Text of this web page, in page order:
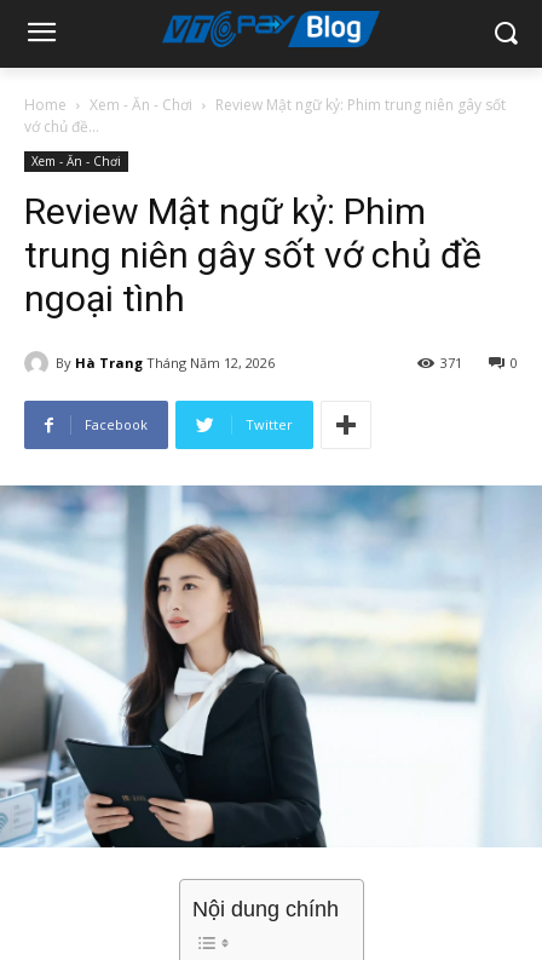
Home Xem - Ăn - Chơi
Review Mật ngữ kỷ: Phim trung niên gây sốt
vớ chủ đề...
Xem - Ăn - Chơi
Review Mật ngữ kỷ: Phim
trung niên gây sốt vớ chủ đề
ngoại tình
By Hà Trang Tháng Năm 12, 2026 0
371
Facebook Twitter
Nội dung chính